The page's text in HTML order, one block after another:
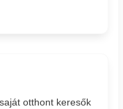
otthont keresők